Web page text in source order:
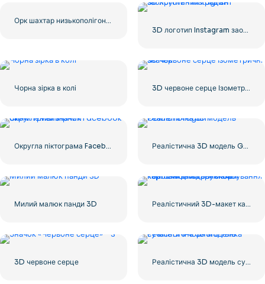
Орк шахтар низькополігональний 3D стоїть із киркою
3D логотип Instagram заокруглений градієнт
Чорна зірка в колі 3D червоне серце Ізометричні значок
Округла піктограма Facebook із синім градієнтом Реалістична 3D модель Golden Dragon
Милий малюк панди 3D Реалістичний 3D-макет картонної подарункової коробки для транспортування
3D червоне серце Реалістична 3D модель сучасного чорного танка